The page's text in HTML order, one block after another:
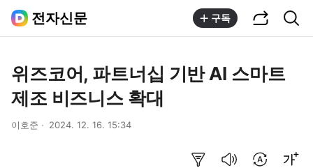
전자신문 구독
위즈코어, 파트너십 기반 AI 스마트
제조 비즈니스 확대
이호준 2024. 12. 16. 15:34